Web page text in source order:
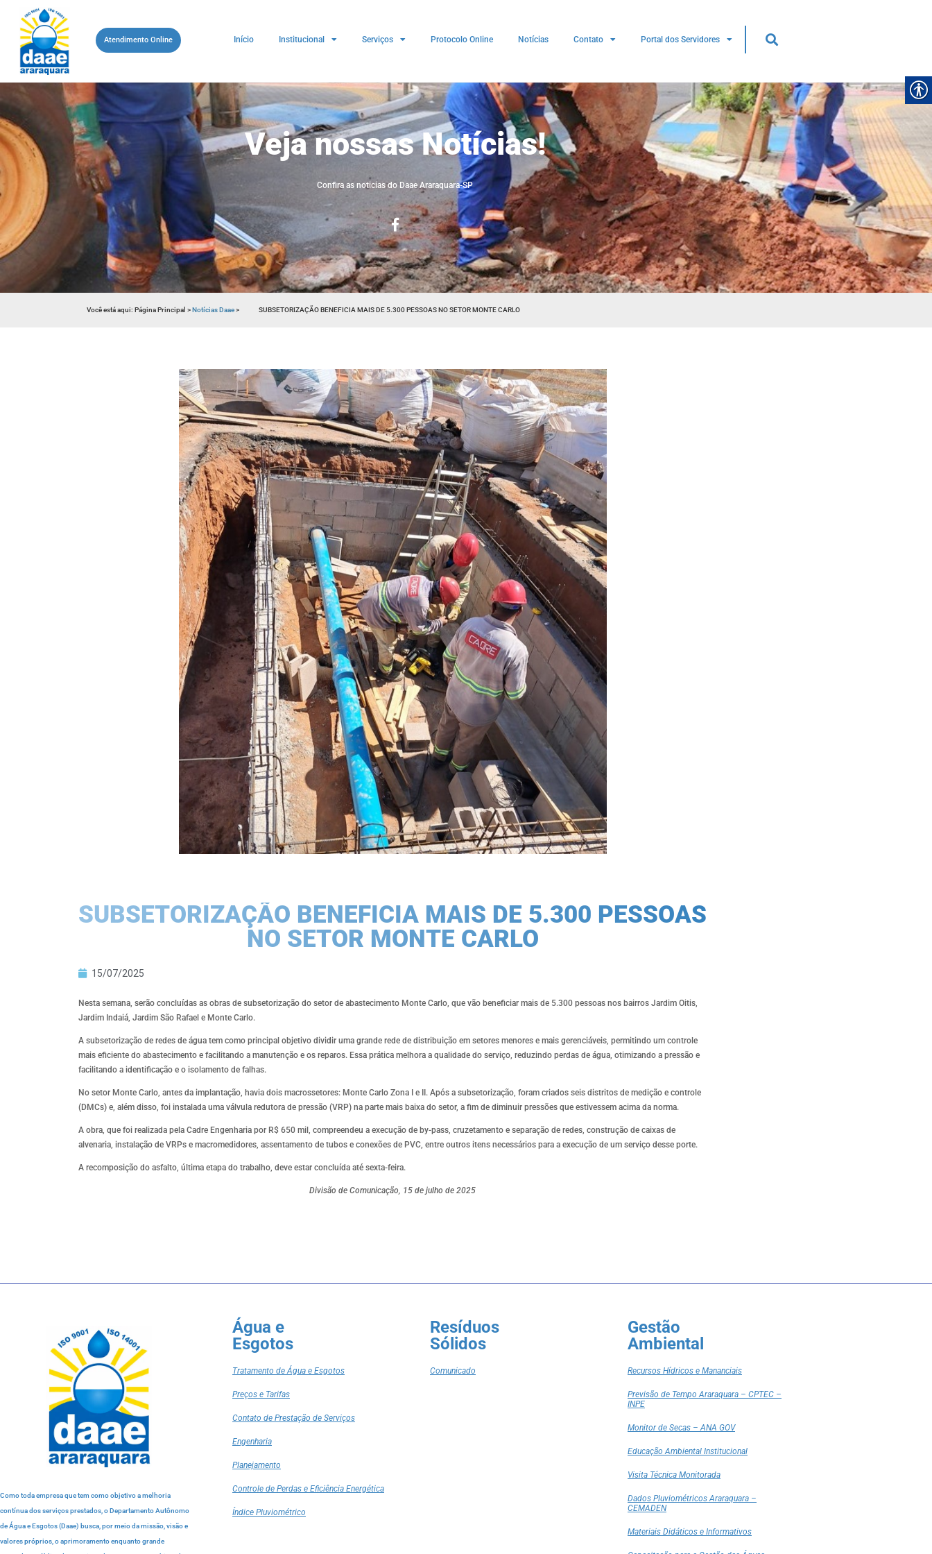
Atendimento Online Início Institucional Serviços Protocolo Online Notícias Contato Portal dos Servidores
Veja nossas Notícias!
Confira as noticias do Daae Araraquara-SP
Você está aqui:Página Principal>Notícias Daae> SUBSETORIZAÇÃO BENEFICIA MAIS DE 5.300 PESSOAS NO SETOR MONTE CARLO
SUBSETORIZAÇÃO BENEFICIA MAIS DE 5.300 PESSOAS
NO SETOR MONTE CARLO
15/07/2025
Nesta semana, serão concluídas as obras de subsetorização do setor de abastecimento Monte Carlo, que vão beneficiar mais de 5.300 pessoas nos bairros Jardim Oitis,
Jardim Indaiá, Jardim São Rafael e Monte Carlo.
A subsetorização de redes de água tem como principal objetivo dividir uma grande rede de distribuição em setores menores e mais gerenciáveis, permitindo um controle
mais eficiente do abastecimento e facilitando a manutenção e os reparos. Essa prática melhora a qualidade do serviço, reduzindo perdas de água, otimizando a pressão e
facilitando a identificação e o isolamento de falhas.
No setor Monte Carlo, antes da implantação, havia dois macrossetores: Monte Carlo Zona I e II. Após a subsetorização, foram criados seis distritos de medição e controle
(DMCs) e, além disso, foi instalada uma válvula redutora de pressão (VRP) na parte mais baixa do setor, a fim de diminuir pressões que estivessem acima da norma.
A obra, que foi realizada pela Cadre Engenharia por R$ 650 mil, compreendeu a execução de by-pass, cruzetamento e separação de redes, construção de caixas de
alvenaria, instalação de VRPs e macromedidores, assentamento de tubos e conexões de PVC, entre outros itens necessários para a execução de um serviço desse porte.
A recomposição do asfalto, última etapa do trabalho, deve estar concluída até sexta-feira.
Divisão de Comunicação, 15 de julho de 2025
Como toda empresa que tem como objetivo a melhoria
contínua dos serviços prestados, o Departamento Autônomo
de Água e Esgotos (Daae) busca, por meio da missão, visão e
valores próprios, o aprimoramento enquanto grande
Água e
Esgotos
Tratamento de Água e Esgotos
Preços e Tarifas
Contato de Prestação de Serviços
Engenharia
Planejamento
Controle de Perdas e Eficiência Energética
Índice Pluviométrico
Resíduos
Sólidos
Comunicado
Gestão
Ambiental
Recursos Hídricos e Mananciais
Previsão de Tempo Araraquara – CPTEC –
INPE
Monitor de Secas – ANA GOV
Educação Ambiental Institucional
Visita Técnica Monitorada
Dados Pluviométricos Araraquara –
CEMADEN
Materiais Didáticos e Informativos